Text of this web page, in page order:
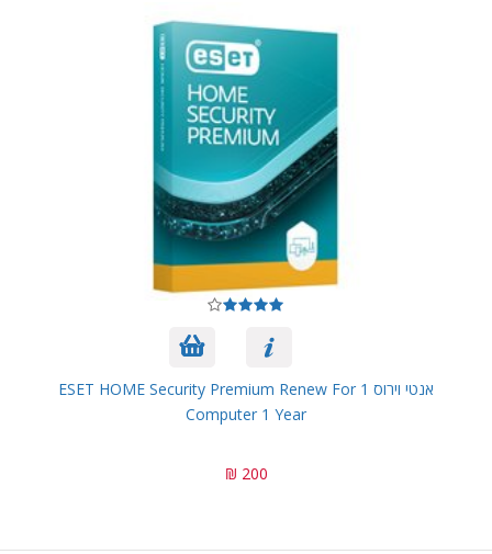
אנטי וירוס ESET HOME Security Premium Renew For 1
Computer 1 Year
200 ₪